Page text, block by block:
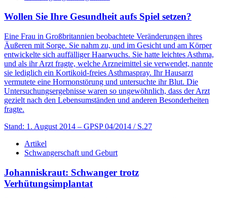
Wollen Sie Ihre Gesundheit aufs Spiel setzen?
Eine Frau in Großbritannien beobachtete Veränderungen ihres
Äußeren mit Sorge. Sie nahm zu, und im Gesicht und am Körper
entwickelte sich auffälliger Haarwuchs. Sie hatte leichtes Asthma,
und als ihr Arzt fragte, welche Arzneimittel sie verwendet, nannte
sie lediglich ein Kortikoid-freies Asthma­­spray. Ihr Hausarzt
vermutete eine Hormonstörung und untersuchte ihr Blut. Die
Untersuchungsergebnisse waren so ungewöhnlich, dass der Arzt
gezielt nach den Lebensumständen und anderen Besonderheiten
fragte.
Stand: 1. August 2014 – GPSP 04/2014 / S.27
Artikel
Schwangerschaft und Geburt
Johanniskraut: Schwanger trotz
Verhütungsimplantat